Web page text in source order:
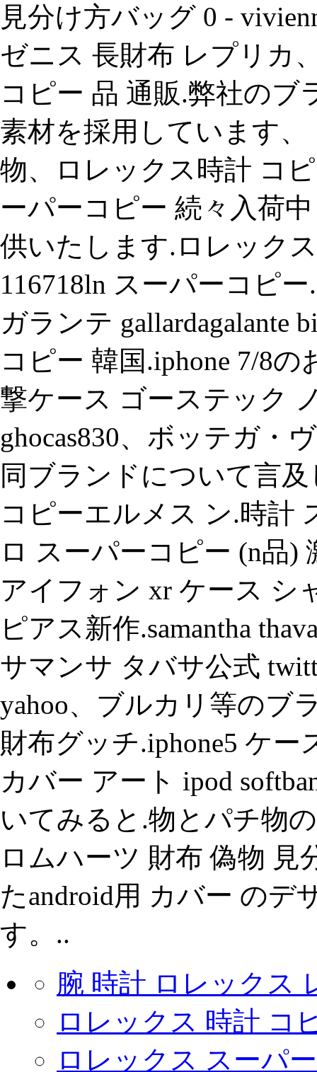
見分け方バッグ 0 -
ゼニス 長財布 レプリカ
コピー 品 通販.弊社のブ
素材を採用しています
物、ロレックス時計 コ
ーパーコピー 続々入荷
供いたします.ロレック
116718ln スーパーコピ
ガランテ gallardagalante
コピー 韓国.iphone 7/8
撃ケース ゴーステック
ghocas830、ボッテガ・
同ブランドについて言
コピーエルメス ン.時計
ロ スーパーコピー (n品)
アイフォン xr ケース シ
ピアス新作.samantha
サマンサ タバサ公式
yahoo、ブルカリ等のブ
財布グッチ.iphone5 ケー
カバー アート ipod
いてみると.物とパチ物
ロムハーツ 財布 偽物 見
たandroid用 カバー のデ
す。..
腕 時計 ロレックス
ロレックス 時計 コ
ロレックス スーパ